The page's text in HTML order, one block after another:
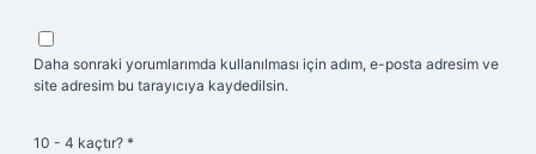
Daha sonraki yorumlarımda kullanılması için adım, e-posta adresim ve
site adresim bu tarayıcıya kaydedilsin.
10 - 4 kaçtır? *